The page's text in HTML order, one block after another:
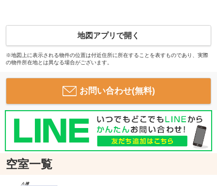
地図アプリで開く
※地図上に表示される物件の位置は付近住所に所在することを表すものであり、実際
の物件所在地とは異なる場合がございます。
お問い合わせ(無料)
空室一覧